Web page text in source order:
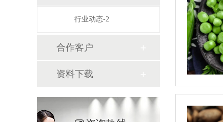
行业动态-2
合作客户
资料下载